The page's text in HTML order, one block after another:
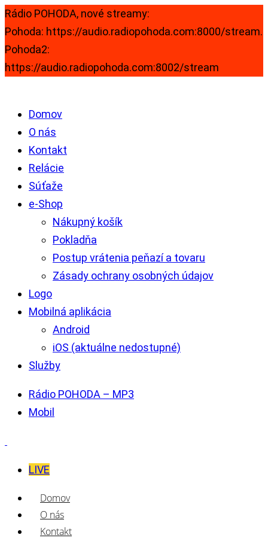
Rádio POHODA, nové streamy:
Pohoda: https://audio.radiopohoda.com:8000/stream.
Pohoda2:
https://audio.radiopohoda.com:8002/stream
Domov
O nás
Kontakt
Relácie
Súťaže
e-Shop
Nákupný košík
Pokladňa
Postup vrátenia peňazí a tovaru
Zásady ochrany osobných údajov
Logo
Mobilná aplikácia
Android
iOS (aktuálne nedostupné)
Služby
Rádio POHODA – MP3
Mobil
LIVE
Domov
O nás
Kontakt